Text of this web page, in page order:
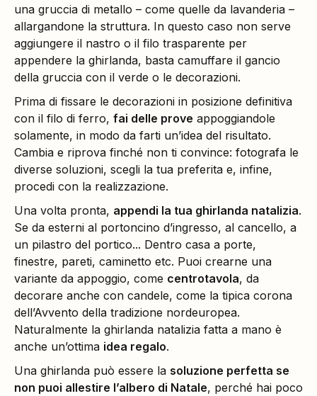
una gruccia di metallo – come quelle da lavanderia –
allargandone la struttura. In questo caso non serve
aggiungere il nastro o il filo trasparente per
appendere la ghirlanda, basta camuffare il gancio
della gruccia con il verde o le decorazioni.
Prima di fissare le decorazioni in posizione definitiva
con il filo di ferro, fai delle prove appoggiandole
solamente, in modo da farti un’idea del risultato.
Cambia e riprova finché non ti convince: fotografa le
diverse soluzioni, scegli la tua preferita e, infine,
procedi con la realizzazione.
Una volta pronta, appendi la tua ghirlanda natalizia.
Se da esterni al portoncino d’ingresso, al cancello, a
un pilastro del portico... Dentro casa a porte,
finestre, pareti, caminetto etc. Puoi crearne una
variante da appoggio, come centrotavola, da
decorare anche con candele, come la tipica corona
dell’Avvento della tradizione nordeuropea.
Naturalmente la ghirlanda natalizia fatta a mano è
anche un’ottima idea regalo.
Una ghirlanda può essere la soluzione perfetta se
non puoi allestire l’albero di Natale, perché hai poco